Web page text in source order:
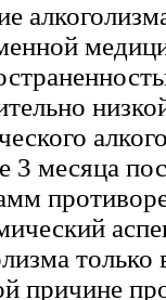
3 месяца
причине